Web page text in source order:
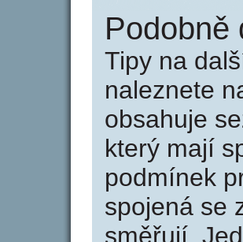
Podobně
Tipy na
naleznete
obsahuje
který mají
podmínek
spojená se
směřují.